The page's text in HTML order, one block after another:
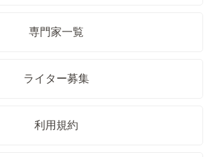
専門家一覧
ライター募集
利用規約